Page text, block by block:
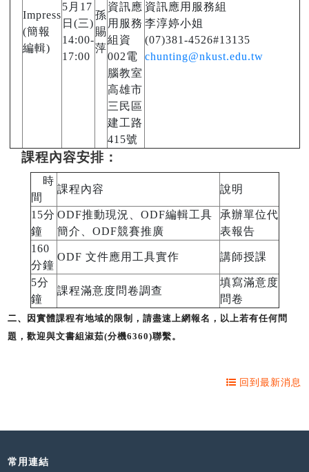
Impress
(簡報
編輯)
5月17
日(三)
14:00-
17:00
孫
賜
萍
資訊應
用服務
組資
002電
腦教室
高雄市
三民區
建工路
415號
資訊應用服務組
李淳婷小姐
(07)381-4526#13135
chunting@nkust.edu.tw
課程內容安排：
時
間
課程內容 說明
15分
鐘
ODF推動現況、ODF編輯工具
簡介、ODF競賽推廣
承辦單位代
表報告
160
分鐘
ODF 文件應用工具實作 講師授課
5分
鐘
課程滿意度問卷調查
填寫滿意度
問卷
二、 因實體課程有地域的限制，請盡速上網報名 ， 以上若有任何問
題，歡迎與文書組淑茹(分機6360)聯繫。
回到最新消息
常用連結